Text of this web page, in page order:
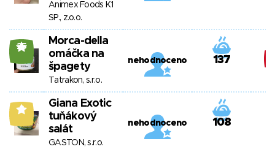
Animex Foods K1
SP., z.o.o.
25
Morca-della
omáčka na
špagety
Tatrakon, s.r.o.
nehodnoceno 137
8
Giana Exotic
tuňákový
salát
GASTON, s.r.o.
nehodnoceno 108